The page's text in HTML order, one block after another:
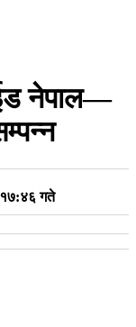
नेपाल—
गते